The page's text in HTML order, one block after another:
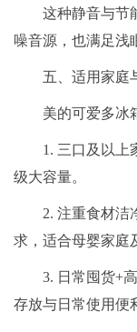
这种静音与节
噪音源，也满足浅
五、适用家庭
美的可爱多冰
1. 三口及以上
级大容量。
2. 注重食材洁
求，适合母婴家庭
3. 日常囤货+
存放与日常使用便